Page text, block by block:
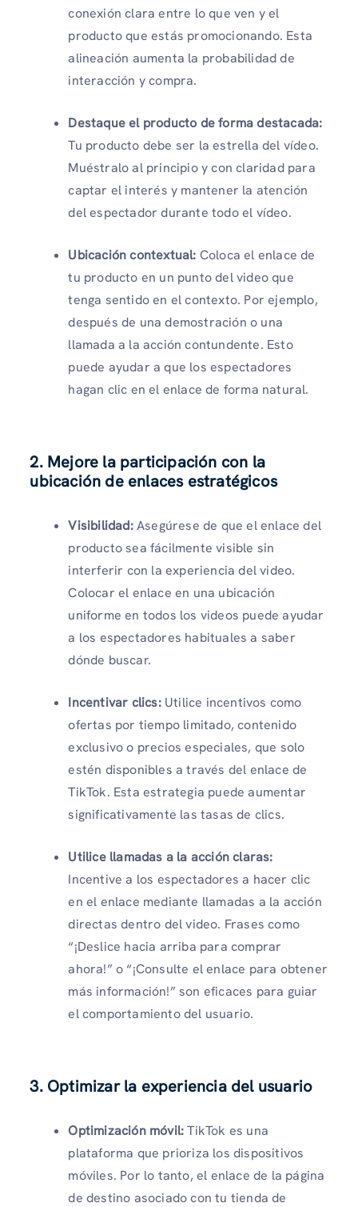
conexión clara entre lo que ven y el
producto que estás promocionando. Esta
alineación aumenta la probabilidad de
interacción y compra.
Destaque el producto de forma destacada:
Tu producto debe ser la estrella del vídeo.
Muéstralo al principio y con claridad para
captar el interés y mantener la atención
del espectador durante todo el vídeo.
Ubicación contextual: Coloca el enlace de
tu producto en un punto del video que
tenga sentido en el contexto. Por ejemplo,
después de una demostración o una
llamada a la acción contundente. Esto
puede ayudar a que los espectadores
hagan clic en el enlace de forma natural.
2. Mejore la participación con la
ubicación de enlaces estratégicos
Visibilidad:Asegúrese de que el enlace del
producto sea fácilmente visible sin
interferir con la experiencia del video.
Colocar el enlace en una ubicación
uniforme en todos los videos puede ayudar
a los espectadores habituales a saber
dónde buscar.
Incentivar clics:Utilice incentivos como
ofertas por tiempo limitado, contenido
exclusivo o precios especiales, que solo
estén disponibles a través del enlace de
TikTok. Esta estrategia puede aumentar
significativamente las tasas de clics.
Utilice llamadas a la acción claras:
Incentive a los espectadores a hacer clic
en el enlace mediante llamadas a la acción
directas dentro del video. Frases como
“¡Deslice hacia arriba para comprar
ahora!” o “¡Consulte el enlace para obtener
más información!” son eficaces para guiar
el comportamiento del usuario.
3. Optimizar la experiencia del usuario
Optimización móvil:TikTok es una
plataforma que prioriza los dispositivos
móviles. Por lo tanto, el enlace de la página
de destino asociado con tu tienda de